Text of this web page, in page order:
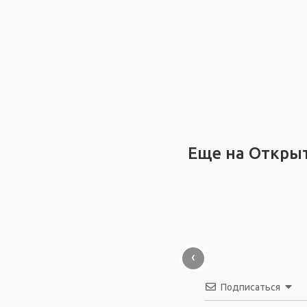
Еще на
‹
Подписаться